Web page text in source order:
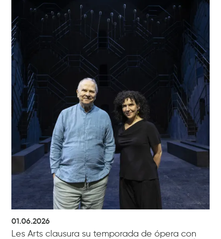
01.06.2026
Les Arts clausura su temporada de ópera con